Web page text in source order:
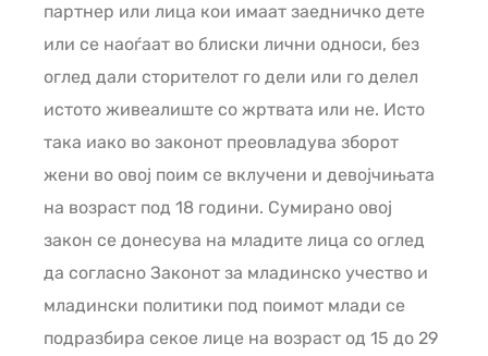
партнер или лица кои имаат заедничко дете
или се наоѓаат во блиски лични односи, без
оглед дали сторителот го дели или го делел
истото живеалиште со жртвата или не. Исто
така иако во законот преовладува зборот
жени во овој поим се вклучени и девојчињата
на возраст под 18 години. Сумирано овој
закон се донесува на младите лица со оглед
да согласно Законот за младинско учество и
младински политики под поимот млади се
подразбира секое лице на возраст од 15 до 29